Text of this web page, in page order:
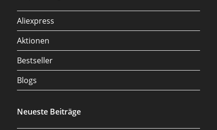
Aliexpress
Aktionen
Bestseller
Blogs
Neueste Beiträge